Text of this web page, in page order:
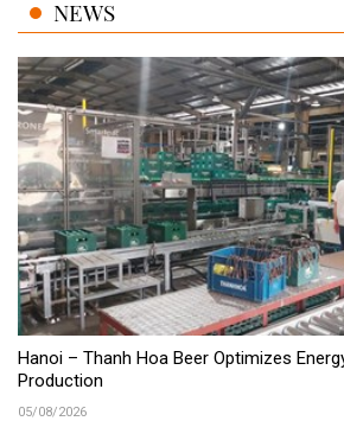
NEWS
Hanoi – Thanh Hoa Beer Optimizes
Production
05/08/2026